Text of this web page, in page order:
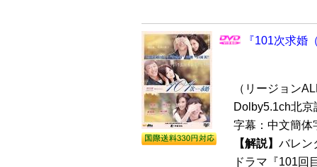
『101次求婚
（リージョン
Dolby5.1ch北
字幕：中文簡体
【解説】 バレン
ドラマ『101回